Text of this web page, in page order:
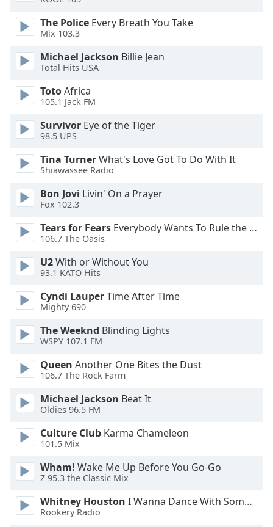
dialog
window.
cancel
and
close
window.
Text
Color
Opacity
Text
Color
Opacity
Caption
Background
Color
Opacity
Font
Size
Text
Edge
The Police Every Breath You Take
Mix 103.3
Michael Jackson Billie Jean
Total Hits USA
TotoAfrica
105.1 Jack FM
Survivor Eye of the Tiger
98.5 UPS
Tina TurnerWhat's Love Got To Do With It
Shiawassee Radio
Bon Jovi Livin' On a Prayer
Fox 102.3
Tears for Fears Everybody Wants To Rule the World
106.7 The Oasis
U2With or Without You
93.1 KATO Hits
Cyndi LauperTime After Time
Mighty 690
The Weeknd Blinding Lights
WSPY 107.1 FM
Queen Another One Bites the Dust
106.7 The Rock Farm
Michael Jackson Beat It
Oldies 96.5 FM
Culture Club Karma Chameleon
101.5 Mix
Wham! Wake Me Up Before You Go-Go
Z 95.3 the Classic Mix
Whitney Houston I Wanna Dance With Somebody
Rookery Radio